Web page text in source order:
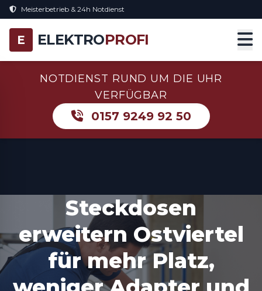
Meisterbetrieb & 24h Notdienst
E ELEKTROPROFI
NOTDIENST RUND UM DIE UHR
VERFÜGBAR
0157 9249 92 50
Steckdosen
erweitern Ostviertel
für mehr Platz,